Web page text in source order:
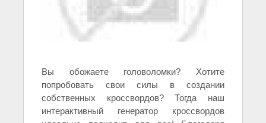
Вы обожаете головоломки? Хотите
попробовать свои силы в создании
собственных кроссвордов? Тогда наш
интерактивный генератор кроссвордов